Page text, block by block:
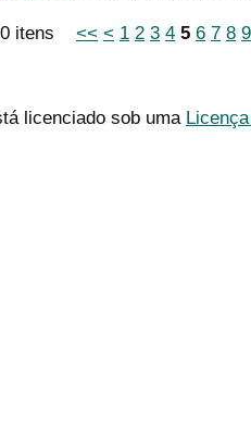
itens << < 1 2 3 4 5 6 7 8 9
licenciado sob uma